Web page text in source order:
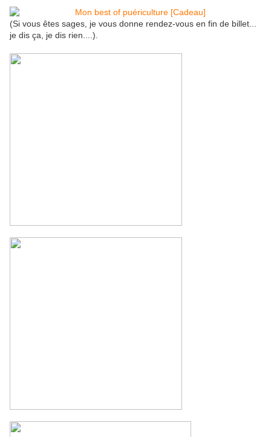
(Si vous êtes sages, je vous donne rendez-vous en fin de billet...
je dis ça, je dis rien....).